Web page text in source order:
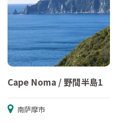
Cape Noma / 野間半島1
南萨摩市